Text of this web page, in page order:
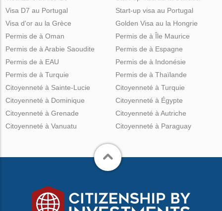
Visa D7 au Portugal
Visa d'or au la Grèce
Start-up visa au Portugal
Golden Visa au la Hongrie
Permis de à Oman
Permis de à Arabie Saoudite
Permis de à EAU
Permis de à Turquie
Permis de à Île Maurice
Permis de à Espagne
Permis de à Indonésie
Permis de à Thaïlande
Citoyenneté à Sainte-Lucie
Citoyenneté à Dominique
Citoyenneté à Grenade
Citoyenneté à Vanuatu
Citoyenneté à Turquie
Citoyenneté à Égypte
Citoyenneté à Autriche
Citoyenneté à Paraguay